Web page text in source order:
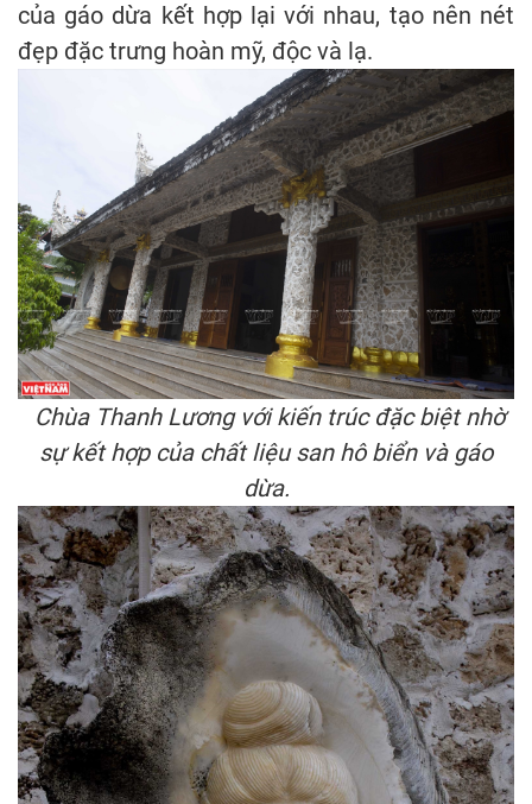
của gáo dừa kết hợp lại với nhau, tạo nên nét
đẹp đặc trưng hoàn mỹ, độc và lạ.
Chùa Thanh Lương với kiến trúc đặc biệt nhờ
sự kết hợp của chất liệu san hô biển và gáo
dừa.